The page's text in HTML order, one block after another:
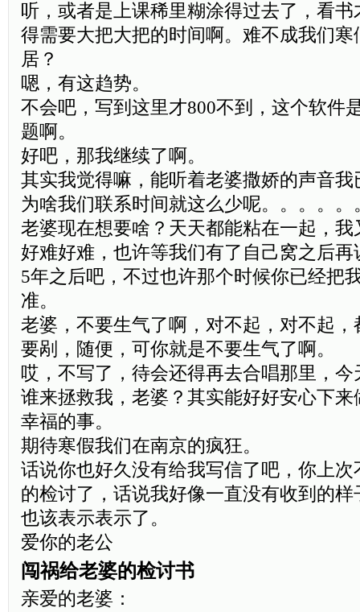
听，或者是上课稀里糊涂得过去了，看
得需要大把大把的时间啊。难不成我们
居？
嗯，有这趋势。
不会吧，写到这里才800不到，这个软件
题啊。
好吧，那我继续了啊。
其实我觉得嘛，能听着老婆撒娇的声音
为啥我们联系时间就这么少呢。。。。
老婆现在想要啥？天天都能粘在一起，
好难好难，也许等我们有了自己窝之后
5年之后吧，不过也许那个时候你已经把
准。
老婆，不要生气了啊，对不起，对不起
要剐，随便，可你就是不要生气了啊。
哎，不写了，待会还得再去合唱那里，
谁来拯救我，老婆？其实能好好安心下
幸福的事。
期待寒假我们在南京的疯狂。
话说你也好久没有给我写信了吧，你上次
的检讨了，话说我好像一直没有收到的
也该表示表示了。
爱你的老公
闯祸给老婆的检讨书
亲爱的老婆：